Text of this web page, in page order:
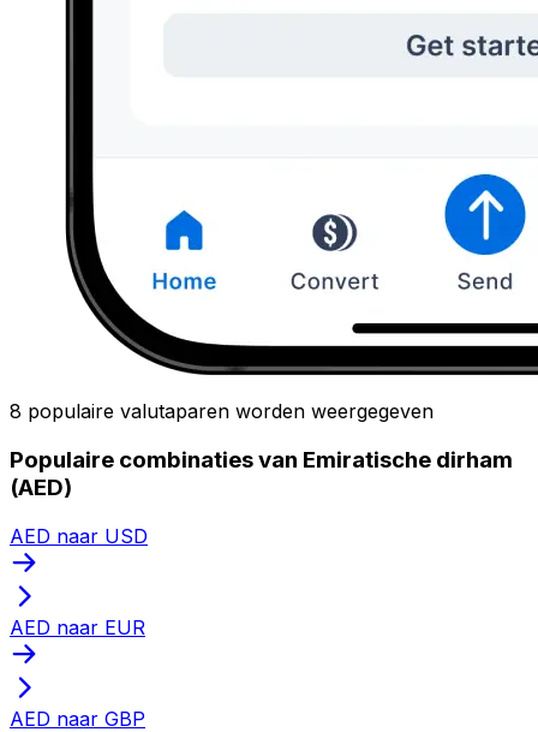
8 populaire valutaparen worden weergegeven
Populaire combinaties van Emiratische dirham
(AED)
AED naar USD
AED naar EUR
AED naar GBP